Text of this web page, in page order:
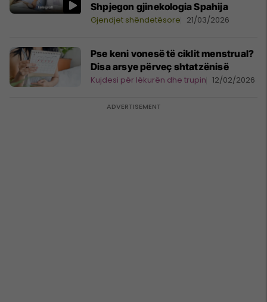
Shpjegon gjinekologia Spahija
Gjendjet shëndetësore 21/03/2026
Pse keni vonesë të ciklit menstrual?
Disa arsye përveç shtatzënisë
Kujdesi për lëkurën dhe trupin 12/02/2026